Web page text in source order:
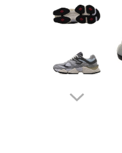
Pantofi sport femei
Sandale & Slapi copii